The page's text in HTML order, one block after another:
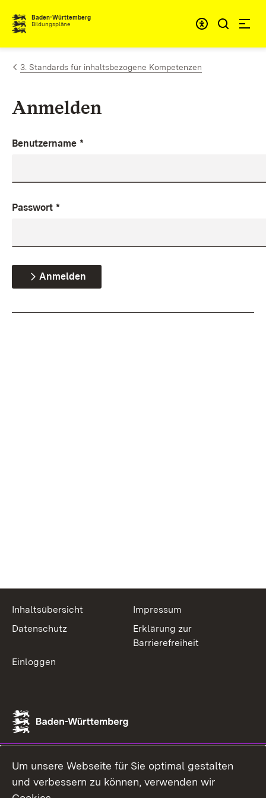
Zum Inhalt springen
Baden-Württemberg
Bildungspläne
3. Standards für inhaltsbezogene Kompetenzen
Anmelden
Benutzername *
Passwort *
Anmelden
Inhaltsübersicht
Impressum
Datenschutz
Erklärung zur
Barrierefreiheit
Einloggen
Um unsere Webseite für Sie optimal gestalten
und verbessern zu können, verwenden wir